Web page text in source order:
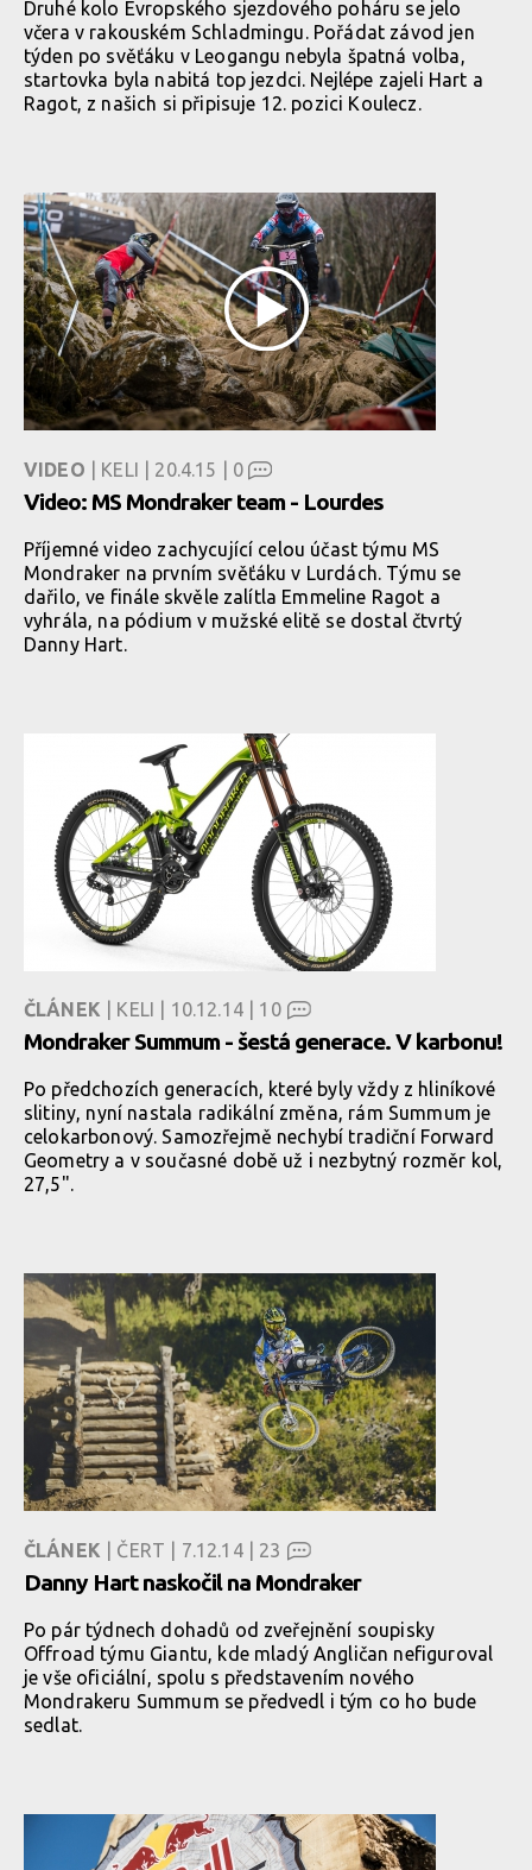
Druhé kolo Evropského sjezdového poháru se jelo
včera v rakouském Schladmingu. Pořádat závod jen
týden po svěťáku v Leogangu nebyla špatná volba,
startovka byla nabitá top jezdci. Nejlépe zajeli Hart a
Ragot, z našich si připisuje 12. pozici Koulecz.
VIDEO | KELI | 20.4.15 | 0
Video: MS Mondraker team - Lourdes
Příjemné video zachycující celou účast týmu MS
Mondraker na prvním svěťáku v Lurdách. Týmu se
dařilo, ve finále skvěle zalítla Emmeline Ragot a
vyhrála, na pódium v mužské elitě se dostal čtvrtý
Danny Hart.
ČLÁNEK | KELI | 10.12.14 | 10
Mondraker Summum - šestá generace. V karbonu!
Po předchozích generacích, které byly vždy z hliníkové
slitiny, nyní nastala radikální změna, rám Summum je
celokarbonový. Samozřejmě nechybí tradiční Forward
Geometry a v současné době už i nezbytný rozměr kol,
27,5".
ČLÁNEK | ČERT | 7.12.14 | 23
Danny Hart naskočil na Mondraker
Po pár týdnech dohadů od zveřejnění soupisky
Offroad týmu Giantu, kde mladý Angličan nefiguroval
je vše oficiální, spolu s představením nového
Mondrakeru Summum se předvedl i tým co ho bude
sedlat.